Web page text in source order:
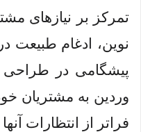
تمرکز بر نیازهای
نوین، ادغام طبیعت
پیشگامی در طراحی
وردین به مشتریان
فراتر از انتظارات